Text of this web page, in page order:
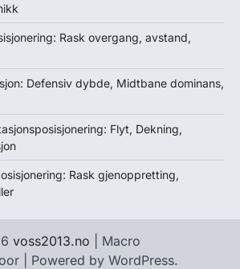
Rask overgang, avstand,
Defensiv dybde, Midtbane dominans,
Flyt, Dekning,
Rask gjenoppretting,
voss2013.no | Macro
| Powered by WordPress.